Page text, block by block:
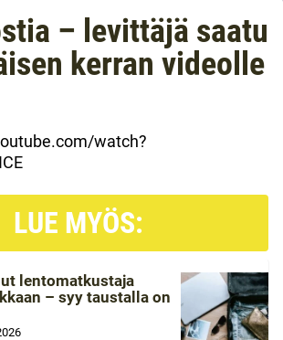
– levittäjä saatu
kerran videolle
watch?
LUE MYÖS:
lentomatkustaja
– syy taustalla on